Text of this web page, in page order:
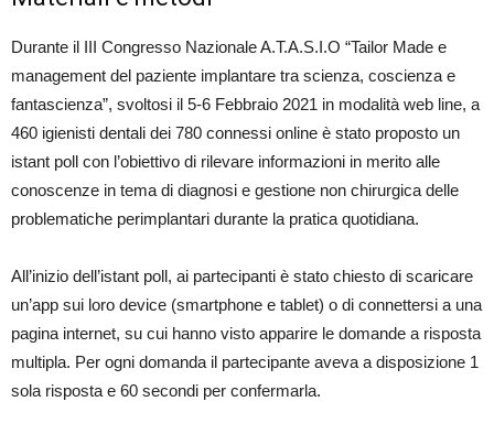
Durante il III Congresso Nazionale A.T.A.S.I.O “Tailor Made e
management del paziente implantare tra scienza, coscienza e
fantascienza”, svoltosi il 5-6 Febbraio 2021 in modalità web line, a
460 igienisti dentali dei 780 connessi online è stato proposto un
istant poll con l’obiettivo di rilevare informazioni in merito alle
conoscenze in tema di diagnosi e gestione non chirurgica delle
problematiche perimplantari durante la pratica quotidiana.
All’inizio dell’istant poll, ai partecipanti è stato chiesto di scaricare
un’app sui loro device (smartphone e tablet) o di connettersi a una
pagina internet, su cui hanno visto apparire le domande a risposta
multipla. Per ogni domanda il partecipante aveva a disposizione 1
sola risposta e 60 secondi per confermarla.